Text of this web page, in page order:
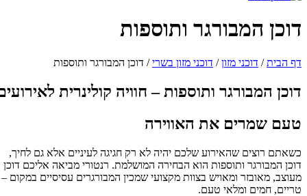
המבורגר ותוספות
הבית/דוכני מזון/דוכני מזון בשרי/דוכן המבורגר ותוספות
המבורגר ותוספות – חוויה קולינרית לאירועים
שמרים את האווירה
רוצים שהאירוע שלכם יהיה לא רק חגיגה לעיניים אלא גם לחיך,
המבורגר ותוספות הוא הבחירה המושלמת. רנטורי מביאה אליכם דוכן
מאובזר ומאויש בצוות מקצועי שמכין המבורגרים עסיסיים במקום –
חמים ומלאי טעם.